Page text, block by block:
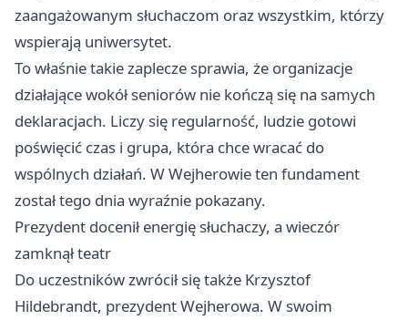
zaangażowanym słuchaczom oraz wszystkim, którzy
wspierają uniwersytet.
To właśnie takie zaplecze sprawia, że organizacje
działające wokół seniorów nie kończą się na samych
deklaracjach. Liczy się regularność, ludzie gotowi
poświęcić czas i grupa, która chce wracać do
wspólnych działań. W Wejherowie ten fundament
został tego dnia wyraźnie pokazany.
Prezydent docenił energię słuchaczy, a wieczór
zamknął teatr
Do uczestników zwrócił się także Krzysztof
Hildebrandt, prezydent Wejherowa. W swoim